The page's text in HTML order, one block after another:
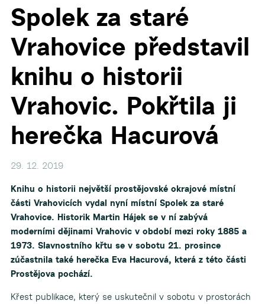
Spolek za staré
Vrahovice představil
knihu o historii
Vrahovic. Pokřtila ji
herečka Hacurová
29. 12. 2019
Knihu o historii největší prostějovské okrajové místní
části Vrahovicích vydal nyní místní Spolek za staré
Vrahovice. Historik Martin Hájek se v ní zabývá
moderními dějinami Vrahovic v období mezi roky 1885 a
1973. Slavnostního křtu se v sobotu 21. prosince
zúčastnila také herečka Eva Hacurová, která z této části
Prostějova pochází.
Křest publikace, který se uskutečnil v sobotu v prostorách